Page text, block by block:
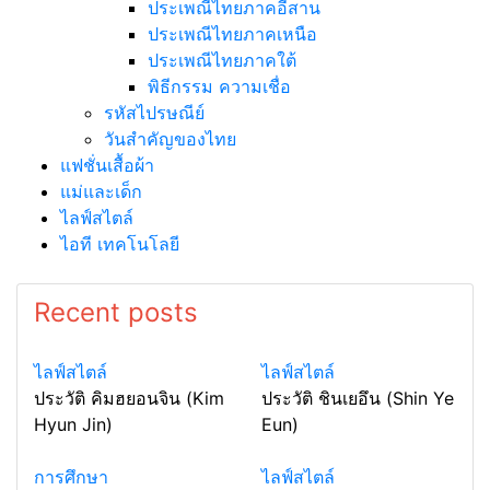
ประเพณีไทยภาคอีสาน
ประเพณีไทยภาคเหนือ
ประเพณีไทยภาคใต้
พิธีกรรม ความเชื่อ
รหัสไปรษณีย์
วันสำคัญของไทย
แฟชั่นเสื้อผ้า
แม่และเด็ก
ไลฟ์สไตล์
ไอที เทคโนโลยี
Recent posts
ไลฟ์สไตล์
ประวัติ คิมฮยอนจิน (Kim
Hyun Jin)
ไลฟ์สไตล์
ประวัติ ชินเยอึน (Shin Ye
Eun)
การศึกษา ไลฟ์สไตล์